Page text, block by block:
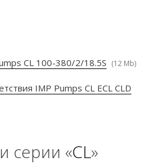
CL 100-380/2/18.5S (12 Mb)
IMP Pumps CL ECL CLD
серии «CL»